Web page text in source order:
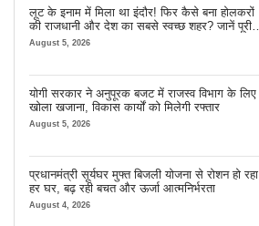
लूट के इनाम में मिला था इंदौर! फिर कैसे बना होलकरों
की राजधानी और देश का सबसे स्वच्छ शहर? जानें पूरी
कहानी
August 5, 2026
योगी सरकार ने अनुपूरक बजट में राजस्व विभाग के लिए
खोला खजाना, विकास कार्यों को मिलेगी रफ्तार
August 5, 2026
प्रधानमंत्री सूर्यघर मुफ्त बिजली योजना से रोशन हो रहा
हर घर, बढ़ रही बचत और ऊर्जा आत्मनिर्भरता
August 4, 2026